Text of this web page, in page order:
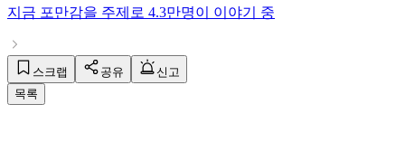
지금 포만감을 주제로 4.3만명이 이야기 중
스크랩 공유
신고
목록